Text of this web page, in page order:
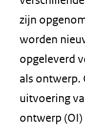
zijn
worden
opgeleverd
als ontwerp.
uitvoering
ontwerp